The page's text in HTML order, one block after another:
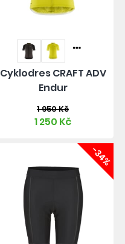
Cyklodres CRAFT ADV
Endur
1 950 Kč
1 250 Kč
-34%